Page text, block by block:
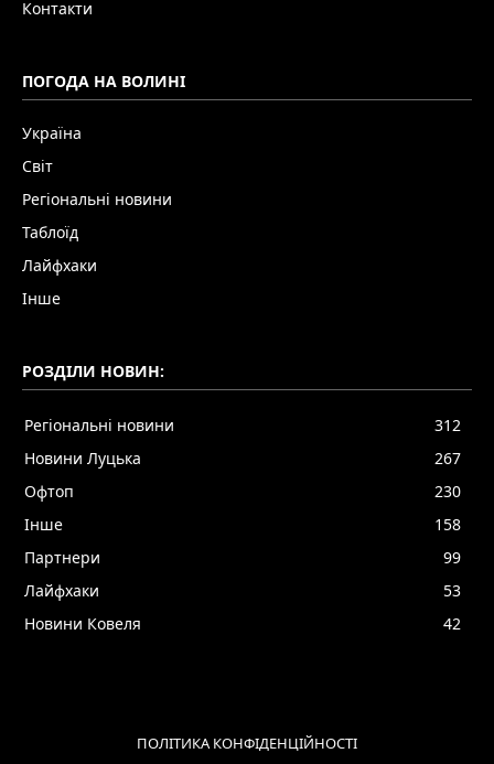
Контакти
ПОГОДА НА ВОЛИНІ
Україна
Світ
Регіональні новини
Таблоїд
Лайфхаки
Інше
РОЗДІЛИ НОВИН:
Регіональні новини
312
Новини Луцька
267
Офтоп
230
Інше
158
Партнери
99
Лайфхаки
53
Новини Ковеля
42
ПОЛІТИКА КОНФІДЕНЦІЙНОСТІ